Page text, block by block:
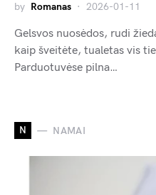
by Romanas 2026-01-11
Gelsvos nuosėdos, rudi
kaip šveitėte, tualetas vis
Parduotuvėse pilna…
N NAMAI